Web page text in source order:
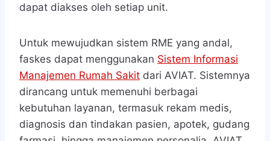
dapat diakses oleh setiap unit.
Untuk mewujudkan sistem RME yang andal,
faskes dapat menggunakan Sistem Informasi
Manajemen Rumah Sakit dari AVIAT. Sistemnya
dirancang untuk memenuhi berbagai
kebutuhan layanan, termasuk rekam medis,
diagnosis dan tindakan pasien, apotek, gudang